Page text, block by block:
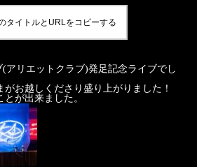
タイトルとURLをコピーする
アリエットクラブ)発足記念ライブでし
お越しくださり盛り上がりました！
が出来ました。